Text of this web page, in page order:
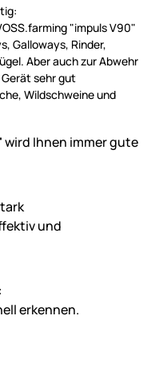
"impuls V90"
Galloways, Rinder,
Aber auch zur Abwehr
sehr gut
Wildschweine und
wird Ihnen immer gute
und
erkennen.